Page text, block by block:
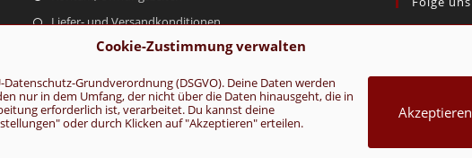
Cookie-Zustimmung verwalten
Grundverordnung (DSGVO). Deine Daten werden
nur in dem Umfang, der nicht über die Daten hinausgeht, die in
erforderlich ist, verarbeitet. Du kannst deine
oder durch Klicken auf "Akzeptieren" erteilen.
Akzeptieren
Liefer- und Versandkonditionen
AGB Kontakt Über uns